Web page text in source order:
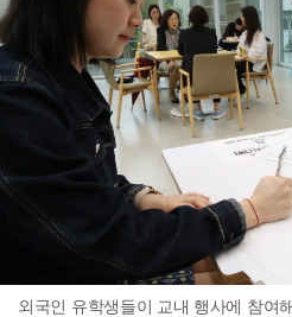
외국인 유학생들이 교내 행사에 참여